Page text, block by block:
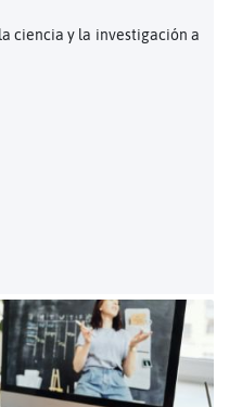
ciencia y la investigación a